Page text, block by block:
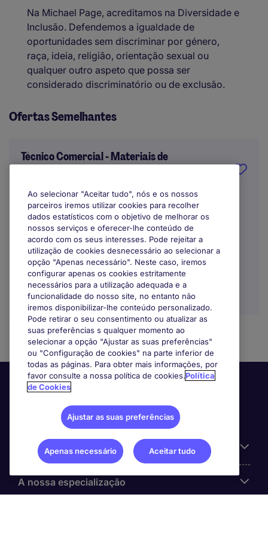
Na Michael Page, acreditamos na Diversidade e
Inclusão. Defendemos a igualdade de
oportunidades sem discriminar por género,
raça, ideia, religião, orientação sexual ou
qualquer outro aspeto que possa ser
considerado discriminatório ou de exclusão.
Ofertas Semelhantes
Técnico Comercial - Materiais de
Lisbon
Temporário
Trabalho Remoto / Híbrido
Informação Útil
A nossa especialização
Ao selecionar "Aceitar tudo", nós e os nossos
parceiros iremos utilizar cookies para recolher
dados estatísticos com o objetivo de melhorar os
nossos serviços e oferecer-lhe conteúdo de
acordo com os seus interesses. Pode rejeitar a
utilização de cookies desnecessário ao selecionar a
opção "Apenas necessário". Neste caso, iremos
configurar apenas os cookies estritamente
necessários para a utilização adequada e a
funcionalidade do nosso site, no entanto não
iremos disponibilizar-lhe conteúdo personalizado.
Pode retirar o seu consentimento ou atualizar as
suas preferências s qualquer momento ao
selecionar a opção "Ajustar as suas preferências"
ou "Configuração de cookies" na parte inferior de
todas as páginas. Para obter mais informações, por
favor consulte a nossa política de cookies.Política
de Cookies
Ajustar as suas preferências
Apenas necessário Aceitar tudo